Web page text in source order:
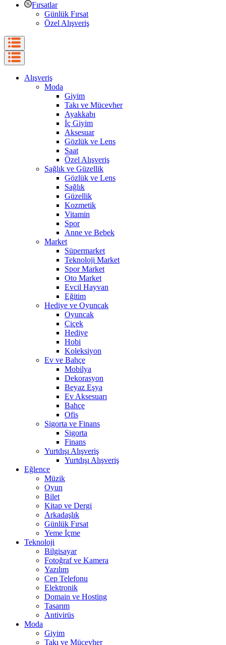
Fırsatlar
Günlük Fırsat
Özel Alışveriş
Alışveriş
Moda
Giyim
Takı ve Mücevher
Ayakkabı
İç Giyim
Aksesuar
Gözlük ve Lens
Saat
Özel Alışveriş
Sağlık ve Güzellik
Gözlük ve Lens
Sağlık
Güzellik
Kozmetik
Vitamin
Spor
Anne ve Bebek
Market
Süpermarket
Teknoloji Market
Spor Market
Oto Market
Evcil Hayvan
Eğitim
Hediye ve Oyuncak
Oyuncak
Çiçek
Hediye
Hobi
Koleksiyon
Ev ve Bahçe
Mobilya
Dekorasyon
Beyaz Eşya
Ev Aksesuarı
Bahçe
Ofis
Sigorta ve Finans
Sigorta
Finans
Yurtdışı Alışveriş
Yurtdışı Alışveriş
Eğlence
Müzik
Oyun
Bilet
Kitap ve Dergi
Arkadaşlık
Günlük Fırsat
Yeme İçme
Teknoloji
Bilgisayar
Fotoğraf ve Kamera
Yazılım
Cep Telefonu
Elektronik
Domain ve Hosting
Tasarım
Antivirüs
Moda
Giyim
Takı ve Mücevher